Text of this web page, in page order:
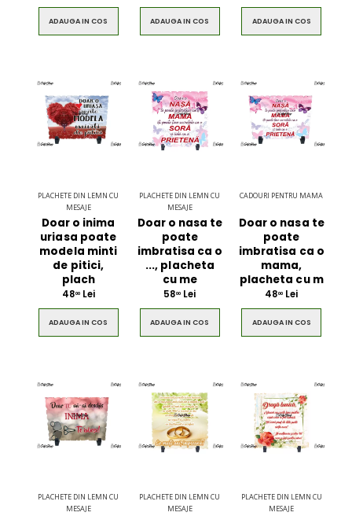
ADAUGA IN COS ADAUGA IN COS ADAUGA IN COS
PLACHETE DIN LEMN CU
MESAJE
Doar o inima
uriasa poate
modela minti
de pitici,
plach
4800Lei
ADAUGA IN COS
PLACHETE DIN LEMN CU
MESAJE
Doar o nasa te
poate
imbratisa ca o
..., placheta
cu me
5800 Lei
ADAUGA IN COS
CADOURI PENTRU MAMA
Doar o nasa te
poate
imbratisa ca o
mama,
placheta cu m
4800 Lei
ADAUGA IN COS
PLACHETE DIN LEMN CU
MESAJE
PLACHETE DIN LEMN CU
MESAJE
PLACHETE DIN LEMN CU
MESAJE